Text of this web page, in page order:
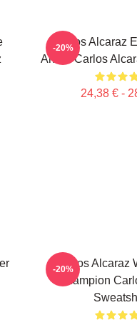
Carlos Alcaraz
Ahora Carlos
24,38 € -
-20%
Carlos Alcaraz
Champion
-20%